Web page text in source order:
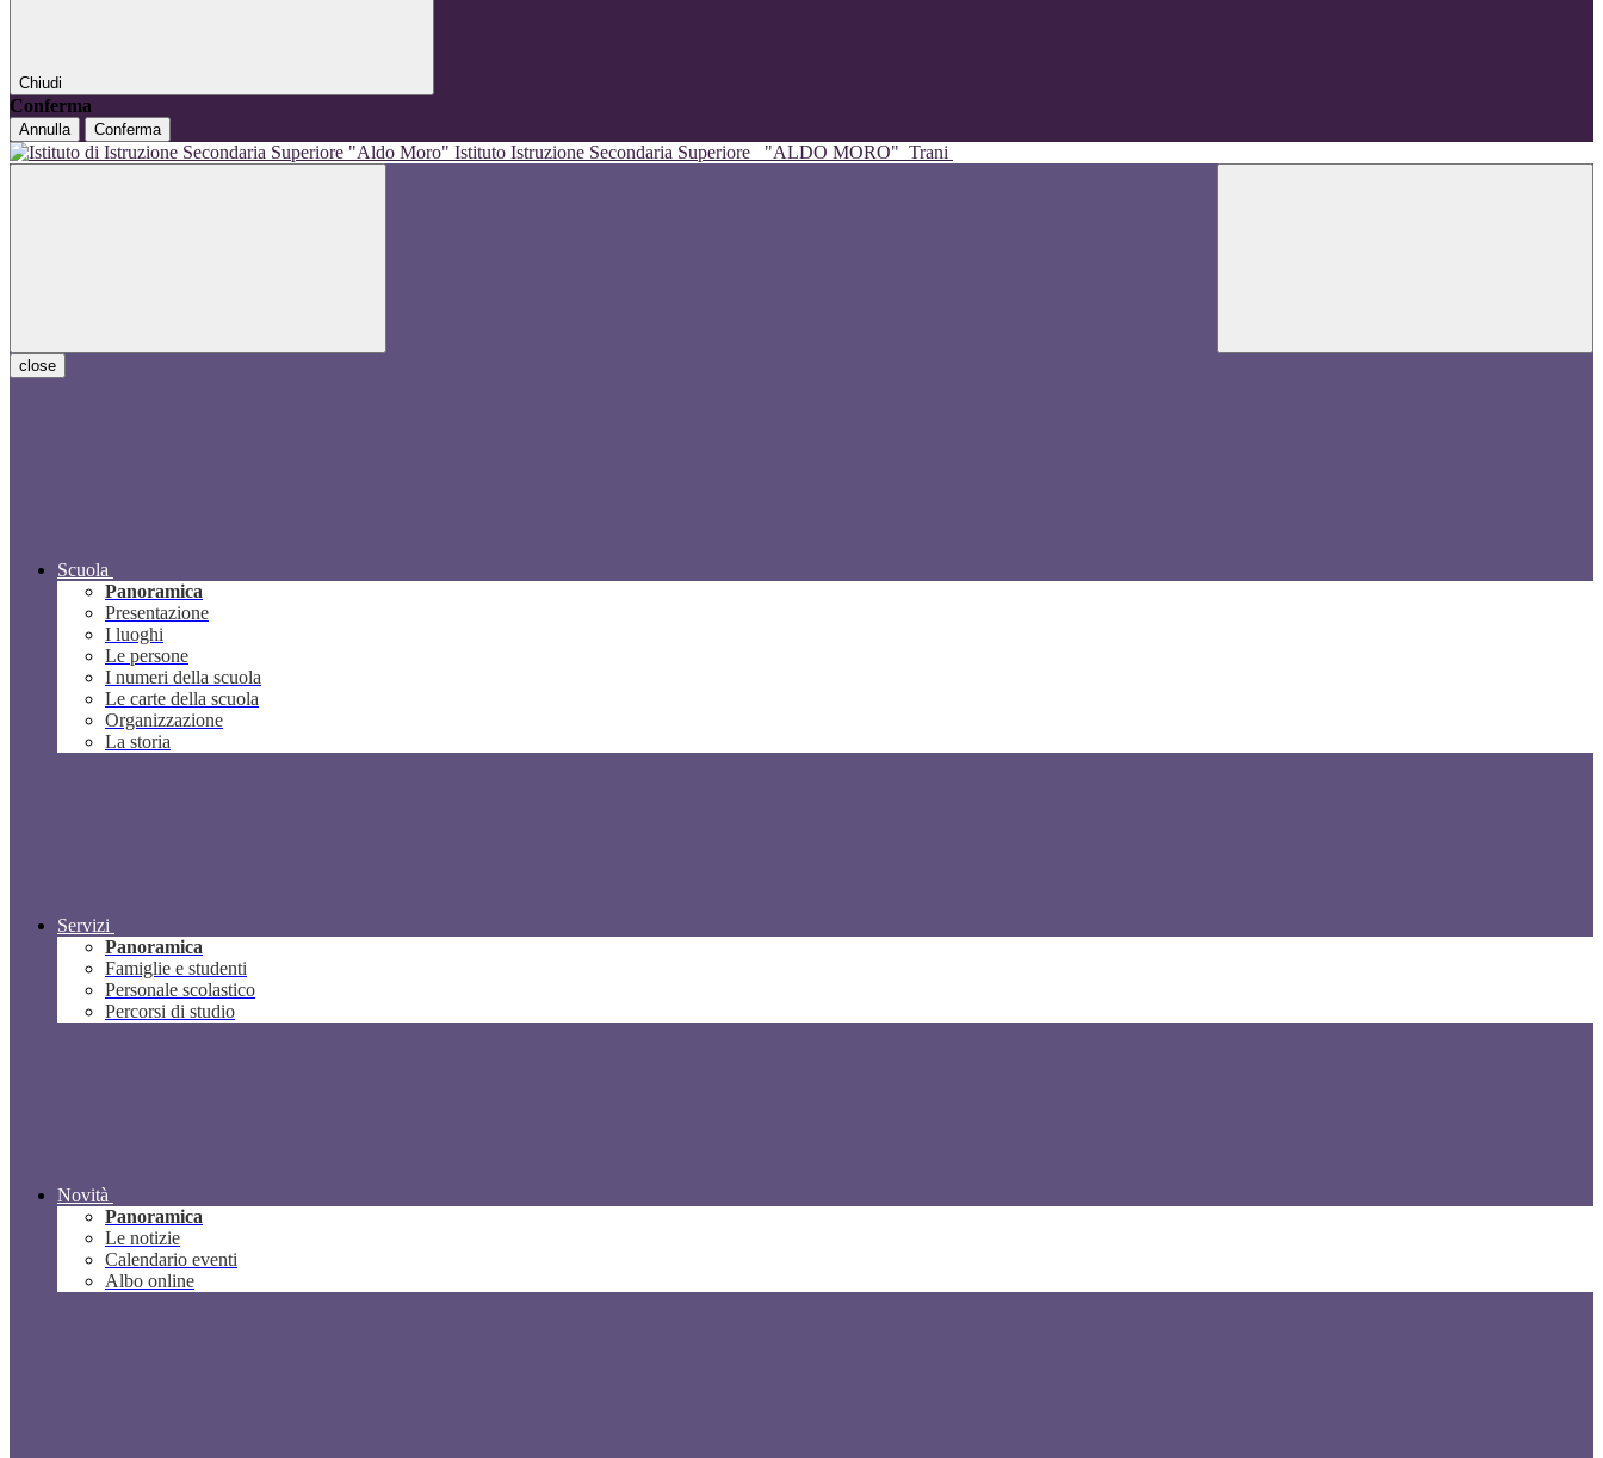
Chiudi
Conferma
Annulla Conferma
Istituto Istruzione Secondaria Superiore "ALDO MORO" Trani
close
Scuola
Panoramica
Presentazione
I luoghi
Le persone
I numeri della scuola
Le carte della scuola
Organizzazione
La storia
Servizi
Panoramica
Famiglie e studenti
Personale scolastico
Percorsi di studio
Novità
Panoramica
Le notizie
Calendario eventi
Albo online